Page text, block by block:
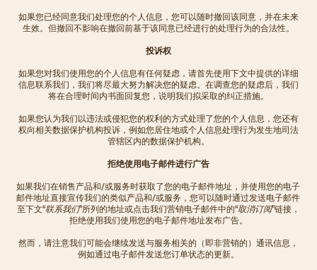
如果您已经同意我们处理您的个人信息，您可以随时撤回该同意，并在未来
生效。但撤回不影响在撤回前基于该同意已经进行的处理行为的合法性。
投诉权
如果您对我们使用您的个人信息有任何疑虑，请首先使用下文中提供的详细
信息联系我们，我们将尽最大努力解决您的疑虑。在调查您的疑虑后，我们
将在合理时间内书面回复您，说明我们拟采取的纠正措施。
如果您认为我们以违法或侵犯您的权利的方式处理了您的个人信息，您还有
权向相关数据保护机构投诉，例如您居住地或个人信息处理行为发生地司法
管辖区内的数据保护机构。
拒绝使用电子邮件进行广告
如果我们在销售产品和/或服务时获取了您的电子邮件地址，并使用您的电子
邮件地址直接宣传我们的类似产品和/或服务，您可以随时通过发送电子邮件
至下文“联系我们”所列的地址或点击我们营销电子邮件中的“取消订阅”链接，
拒绝使用我们使用您的电子邮件地址发布广告。
然而，请注意我们可能会继续发送与服务相关的（即非营销的）通讯信息，
例如通过电子邮件发送您订单状态的更新。